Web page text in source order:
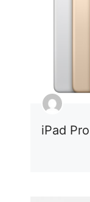
iPad